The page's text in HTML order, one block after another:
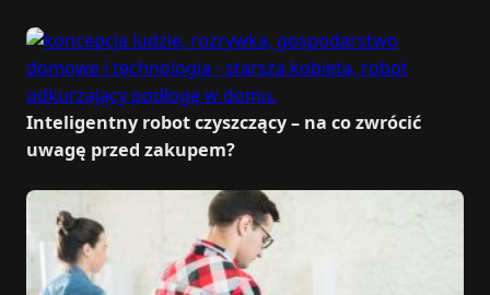
Inteligentny robot czyszczący – na co zwrócić
uwagę przed zakupem?